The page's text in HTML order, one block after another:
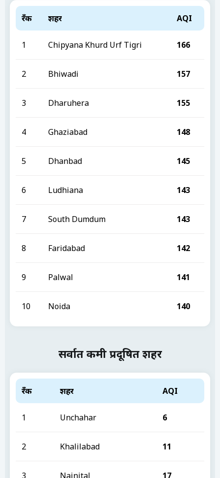
रँक शहर AQI
1 Chipyana Khurd Urf Tigri 166
2 Bhiwadi 157
3 Dharuhera 155
4 Ghaziabad 148
5 Dhanbad 145
6 Ludhiana 143
7 South Dumdum 143
8 Faridabad 142
9 Palwal 141
10 Noida 140
सर्वात कमी प्रदूषित शहर
रँक शहर AQI
1 Unchahar 6
2 Khalilabad 11
3 Nainital 17